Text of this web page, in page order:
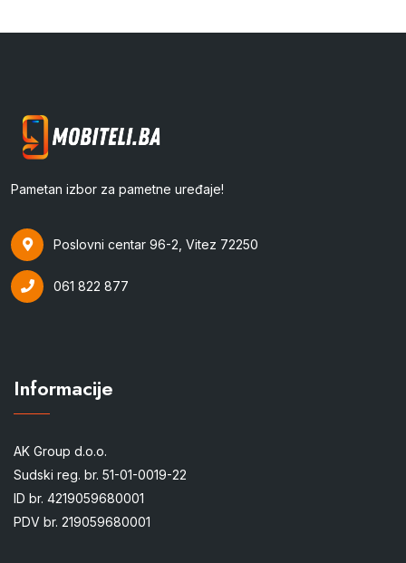
Pametan izbor za pametne uređaje!
Poslovni centar 96-2, Vitez 72250
061 822 877
Informacije
AK Group d.o.o.
Sudski reg. br. 51-01-0019-22
ID br. 4219059680001
PDV br. 219059680001